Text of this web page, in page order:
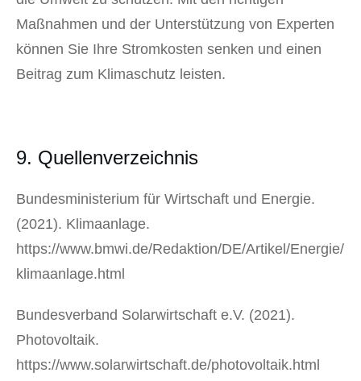
Maßnahmen und der Unterstützung von Experten
können Sie Ihre Stromkosten senken und einen
Beitrag zum Klimaschutz leisten.
9. Quellenverzeichnis
Bundesministerium für Wirtschaft und Energie.
(2021). Klimaanlage.
https://www.bmwi.de/Redaktion/DE/Artikel/Energie/
klimaanlage.html
Bundesverband Solarwirtschaft e.V. (2021).
Photovoltaik.
https://www.solarwirtschaft.de/photovoltaik.html